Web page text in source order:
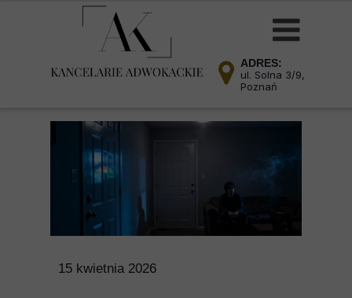
ADRES:
ul. Solna 3/9,
Poznań
15 kwietnia 2026